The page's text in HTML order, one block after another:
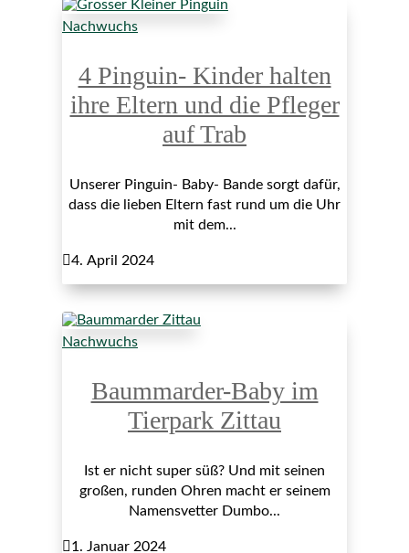
Nachwuchs
4 Pinguin- Kinder halten
ihre Eltern und die Pfleger
auf Trab
Unserer Pinguin- Baby- Bande sorgt dafür,
dass die lieben Eltern fast rund um die Uhr
mit dem...
4. April 2024
Nachwuchs
Baummarder-Baby im
Tierpark Zittau
Ist er nicht super süß? Und mit seinen
großen, runden Ohren macht er seinem
Namensvetter Dumbo...
1. Januar 2024